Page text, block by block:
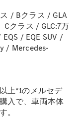
/ Bクラス / GLA
クラス / GLC:7万
/ EQE SUV /
/ Mercedes-
上*1のメルセデ
入で、車両本体
。